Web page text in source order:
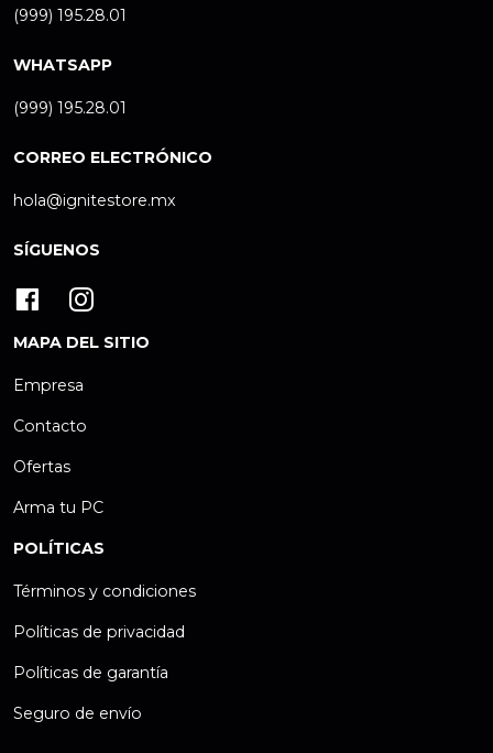
(999) 195.28.01
WHATSAPP
(999) 195.28.01
CORREO ELECTRÓNICO
hola@ignitestore.mx
SÍGUENOS
MAPA DEL SITIO
Empresa
Contacto
Ofertas
Arma tu PC
POLÍTICAS
Términos y condiciones
Políticas de privacidad
Políticas de garantía
Seguro de envío